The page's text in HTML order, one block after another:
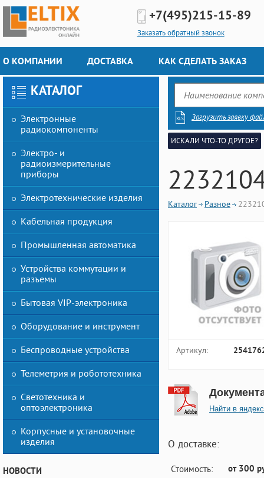
+7(495)215-15-89
Заказать обратный звонок
О КОМПАНИИ ДОСТАВКА КАК СДЕЛАТЬ ЗАКАЗ
КАТАЛОГ
Электронные
радиокомпоненты
Электро- и
радиоизмерительные
приборы
Электротехнические изделия
Кабельная продукция
Промышленная автоматика
Устройства коммутации и
разъемы
Бытовая VIP-электроника
Оборудование и инструмент
Беспроводные устройства
Телеметрия и робототехника
Светотехника и
оптоэлектроника
Корпусные и установочные
изделия
НОВОСТИ
Загрузить заявку
ИСКАЛИ ЧТО-ТО ДРУГОЕ?
Каталог Разное
Артикул:
Найти в яндекс
О доставке:
Стоимость: от 300